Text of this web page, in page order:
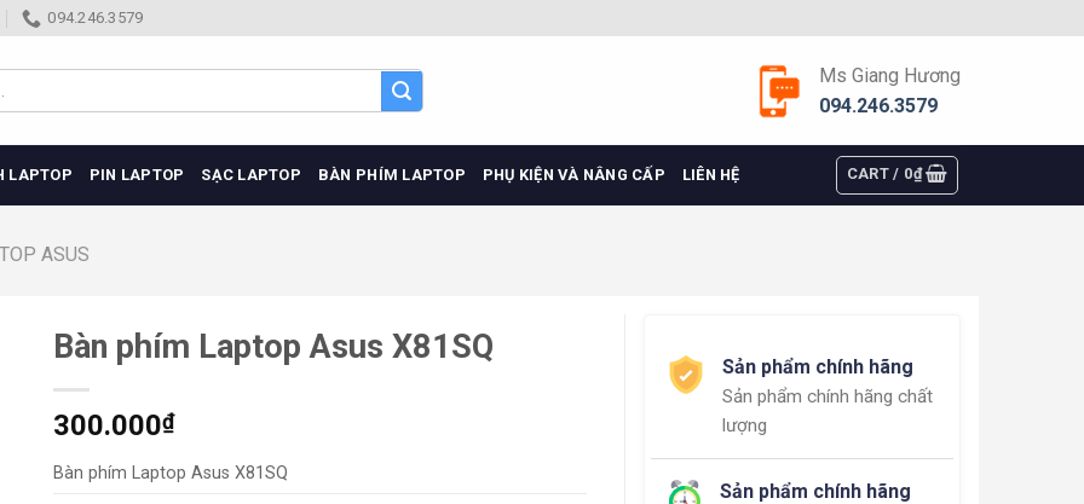
094.246.3579
Ms Giang Hương
094.246.3579
LAPTOP PIN LAPTOP SẠC LAPTOP BÀN PHÍM LAPTOP PHỤ KIỆN VÀ NÂNG CẤP LIÊN HỆ CART / 0₫
ASUS
Bàn phím Laptop Asus X81SQ
300.000₫
Bàn phím Laptop Asus X81SQ
Sản phẩm chính hãng
Sản phẩm chính hãng chất
lượng
Sản phẩm chính hãng